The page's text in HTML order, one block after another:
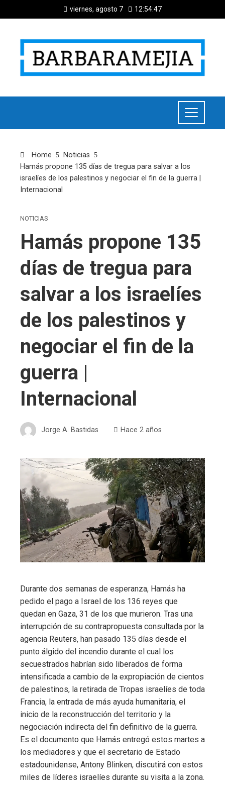
viernes, agosto 7 12:54:48
Home
Noticias
Hamás propone 135 días de tregua para salvar a los
israelíes de los palestinos y negociar el fin de la guerra |
Internacional
NOTICIAS
Hamás propone 135
días de tregua para
salvar a los israelíes
de los palestinos y
negociar el fin de la
guerra |
Internacional
Jorge A. Bastidas Hace 2 años
Durante dos semanas de esperanza, Hamás ha
pedido el pago a Israel de los 136 reyes que
quedan en Gaza, 31 de los que murieron. Tras una
interrupción de su contrapropuesta consultada por la
agencia Reuters, han pasado 135 días desde el
punto álgido del incendio durante el cual los
secuestrados habrían sido liberados de forma
intensificada a cambio de la expropiación de cientos
de palestinos, la retirada de Tropas israelíes de toda
Francia, la entrada de más ayuda humanitaria, el
inicio de la reconstrucción del territorio y la
negociación indirecta del fin definitivo de la guerra.
Es el documento que Hamás entregó estos martes a
los mediadores y que el secretario de Estado
estadounidense, Antony Blinken, discutirá con estos
miles de líderes israelíes durante su visita a la zona.